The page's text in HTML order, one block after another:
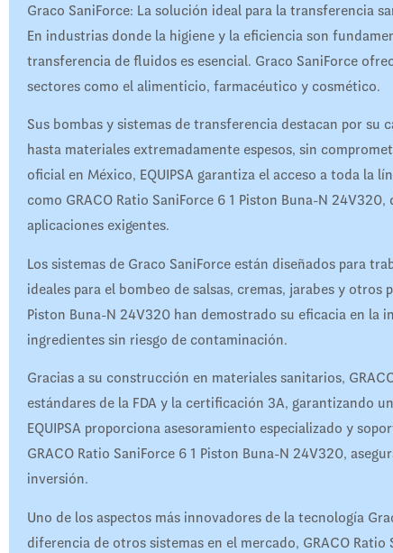
Graco SaniForce: La solución ideal para la transferencia
En industrias donde la higiene y la eficiencia son
transferencia de fluidos es esencial. Graco SaniForce
sectores como el alimenticio, farmacéutico y cosmético.
Sus bombas y sistemas de transferencia destacan por su
hasta materiales extremadamente espesos, sin
oficial en México, EQUIPSA garantiza el acceso a toda la
como GRACO Ratio SaniForce 6 1 Piston Buna-N
aplicaciones exigentes.
Los sistemas de Graco SaniForce están diseñados para
ideales para el bombeo de salsas, cremas, jarabes y otros
Piston Buna-N 24V320 han demostrado su eficacia en
ingredientes sin riesgo de contaminación.
Gracias a su construcción en materiales sanitarios,
estándares de la FDA y la certificación 3A, garantizando
EQUIPSA proporciona asesoramiento especializado y
GRACO Ratio SaniForce 6 1 Piston Buna-N 24V320,
inversión.
Uno de los aspectos más innovadores de la tecnología
diferencia de otros sistemas en el mercado, GRACO